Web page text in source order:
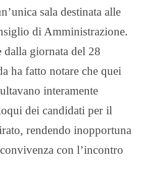
sala destinata alle
di Amministrazione.
giornata del 28
ha fatto notare che quei
interamente
dei candidati per il
rendendo inopportuna
con l’incontro